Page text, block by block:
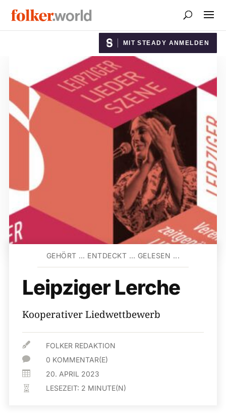
MIT STEADY ANMELDEN
GEHÖRT … ENTDECKT … GELESEN ...
Leipziger Lerche
Kooperativer Liedwettbewerb
 FOLKER REDAKTION
 0 KOMMENTAR(E)
 20. APRIL 2023
 LESEZEIT: 2 MINUTE(N)